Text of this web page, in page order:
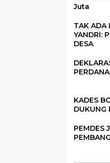
Juta
TAK ADA
YANDRI:
DESA
KADES
DUKUNG
PEMDES